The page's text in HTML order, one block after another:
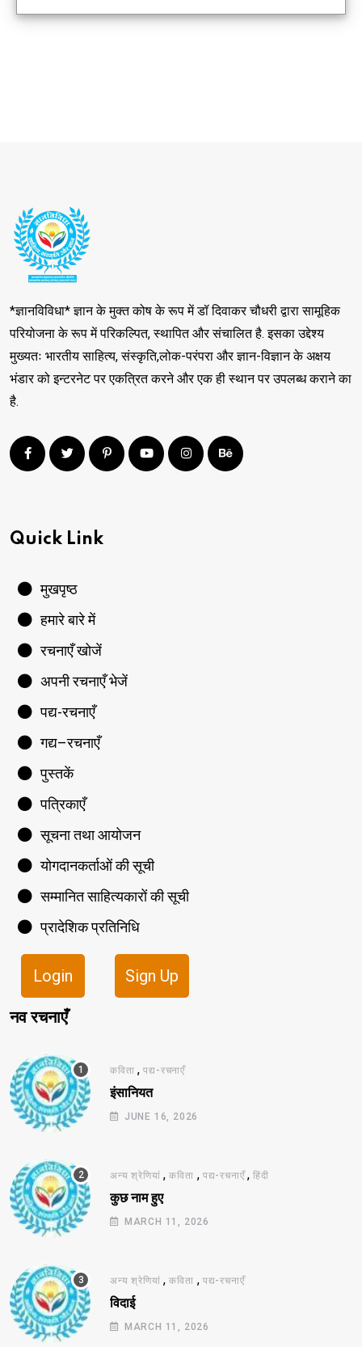
*ज्ञानविविधा* ज्ञान के मुक्त कोष के रूप में डॉ दिवाकर चौधरी द्वारा सामूहिक
परियोजना के रूप में परिकल्पित, स्थापित और संचालित है. इसका उद्देश्य
मुख्यतः भारतीय साहित्य, संस्कृति,लोक-परंपरा और ज्ञान-विज्ञान के अक्षय
भंडार को इन्टरनेट पर एकत्रित करने और एक ही स्थान पर उपलब्ध कराने का
है.
Quick Link
मुखपृष्ठ
हमारे बारे में
रचनाएँ खोजें
अपनी रचनाएँ भेजें
पद्य-रचनाएँ
गद्य–रचनाएँ
पुस्तकें
पत्रिकाएँ
सूचना तथा आयोजन
योगदानकर्ताओं की सूची
सम्मानित साहित्यकारों की सूची
प्रादेशिक प्रतिनिधि
Login Sign Up
नव रचनाएँ
कविता ,पद्य-रचनाएँ
इंसानियत
JUNE 16, 2026
अन्य श्रेणियां ,कविता , पद्य-रचनाएँ,हिंदी
कुछ नाम हुए
MARCH 11, 2026
अन्य श्रेणियां ,कविता , पद्य-रचनाएँ
विदाई
MARCH 11, 2026